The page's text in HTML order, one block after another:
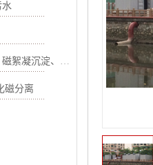
水
磁混凝沉淀、磁絮凝沉淀、磁澄清
磁分离